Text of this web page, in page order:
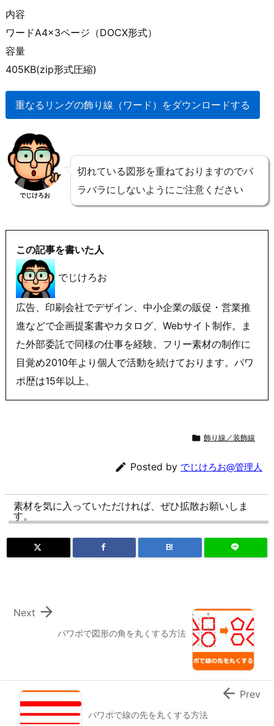
内容
ワードA4×3ページ（DOCX形式）
容量
405KB(zip形式圧縮)
重なるリングの飾り線（ワード）をダウンロードする
でじけろお
切れている図形を重ねておりますのでバ
ラバラにしないようにご注意ください
この記事を書いた人
でじけろお
広告、印刷会社でデザイン、中小企業の販促・営業推
進などで企画提案書やカタログ、Webサイト制作。ま
た外部委託で同様の仕事を経験。フリー素材の制作に
目覚め2010年より個人で活動を続けております。パワ
ポ歴は15年以上。
 飾り線／装飾線
 Posted by でじけろお@管理人
素材を気に入っていただければ、ぜひ拡散お願いしま
す。
B!
パワポで図形の角を丸くする方法

Next
パワポで線の先を丸くする方法
 Prev